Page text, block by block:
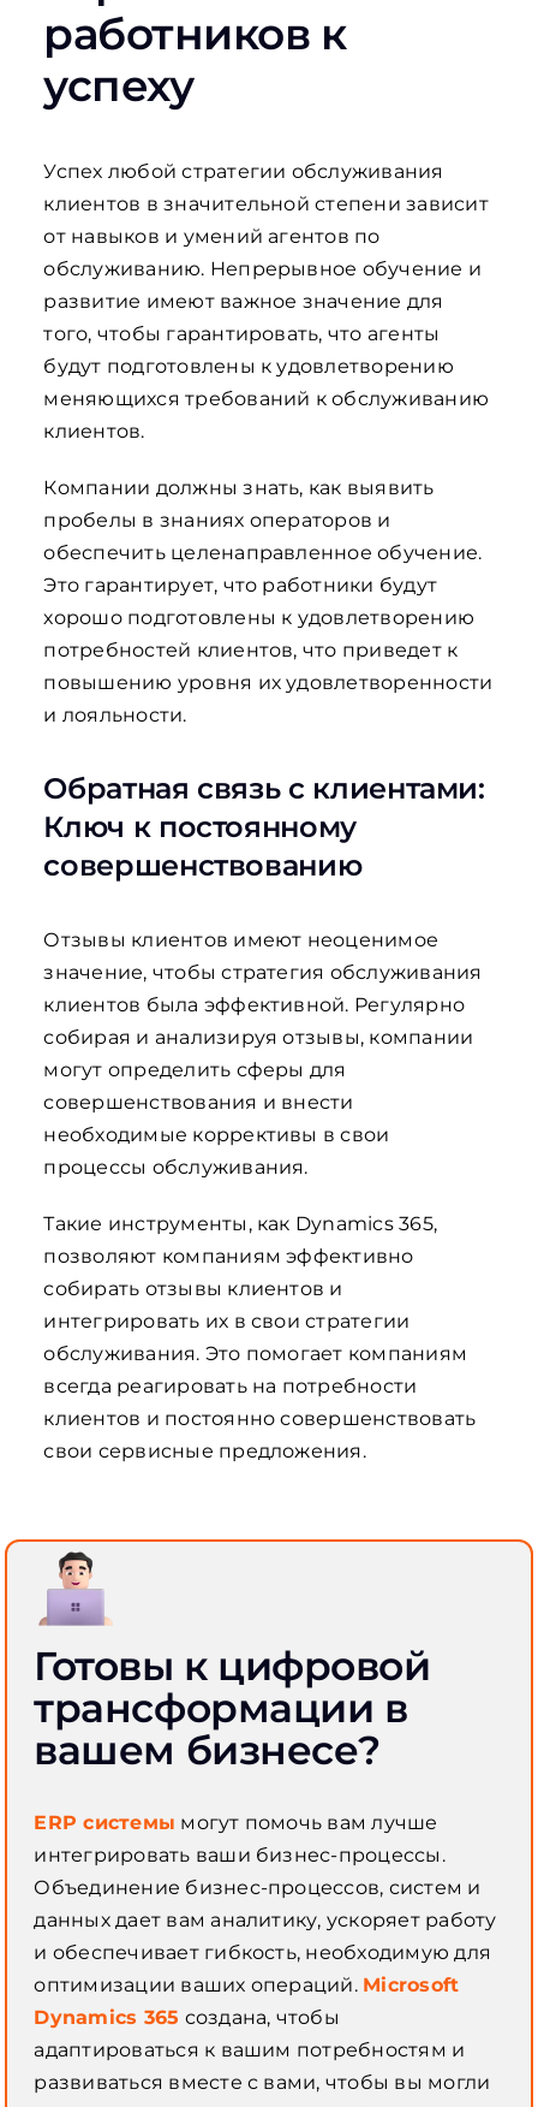
работников к
успеху
Успех любой стратегии обслуживания
клиентов в значительной степени зависит
от навыков и умений агентов по
обслуживанию. Непрерывное обучение и
развитие имеют важное значение для
того, чтобы гарантировать, что агенты
будут подготовлены к удовлетворению
меняющихся требований к обслуживанию
клиентов.
Компании должны знать, как выявить
пробелы в знаниях операторов и
обеспечить целенаправленное обучение.
Это гарантирует, что работники будут
хорошо подготовлены к удовлетворению
потребностей клиентов, что приведет к
повышению уровня их удовлетворенности
и лояльности.
Обратная связь с клиентами:
Ключ к постоянному
совершенствованию
Отзывы клиентов имеют неоценимое
значение, чтобы стратегия обслуживания
клиентов была эффективной. Регулярно
собирая и анализируя отзывы, компании
могут определить сферы для
совершенствования и внести
необходимые коррективы в свои
процессы обслуживания.
Такие инструменты, как Dynamics 365,
позволяют компаниям эффективно
собирать отзывы клиентов и
интегрировать их в свои стратегии
обслуживания. Это помогает компаниям
всегда реагировать на потребности
клиентов и постоянно совершенствовать
свои сервисные предложения.
Готовы к цифровой
трансформации в
вашем бизнесе?
ERP системы могут помочь вам лучше
интегрировать ваши бизнес-процессы.
Объединение бизнес-процессов, систем и
данных дает вам аналитику, ускоряет работу
и обеспечивает гибкость, необходимую для
оптимизации ваших операций. Microsoft
Dynamics 365 создана, чтобы
адаптироваться к вашим потребностям и
развиваться вместе с вами, чтобы вы могли